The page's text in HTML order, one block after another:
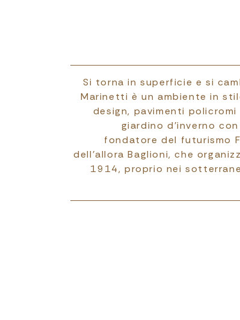
Si torna in superficie e si
Marinetti è un ambiente in
design, pavimenti
giardino d’inverno
fondatore del futurismo
dell’allora Baglioni, che
1914, proprio nei